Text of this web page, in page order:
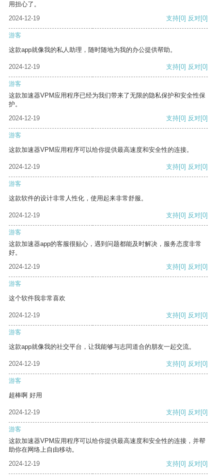
用担心了。
2024-12-19
支持[0] 反对[0]
游客
这款app就像我的私人助理，随时随地为我的办公提供帮助。
2024-12-19 支持[0] 反对[0]
游客
这款加速器VPM应用程序已经为我们带来了无限的隐私保护和安全性保
护。
2024-12-19
支持[0] 反对[0]
游客
这款加速器VPM应用程序可以给你提供最高速度和安全性的连接。
2024-12-19 支持[0] 反对[0]
游客
这款软件的设计非常人性化，使用起来非常舒服。
2024-12-19 支持[0] 反对[0]
游客
这款加速器app的客服很贴心，遇到问题都能及时解决，服务态度非常
好。
2024-12-19
支持[0] 反对[0]
游客
这个软件我非常喜欢
2024-12-19 支持[0] 反对[0]
游客
这款app就像我的社交平台，让我能够与志同道合的朋友一起交流。
2024-12-19 支持[0] 反对[0]
游客
超棒啊 好用
2024-12-19 支持[0] 反对[0]
游客
这款加速器VPM应用程序可以给你提供最高速度和安全性的连接，并帮
助你在网络上自由移动。
2024-12-19
支持[0] 反对[0]